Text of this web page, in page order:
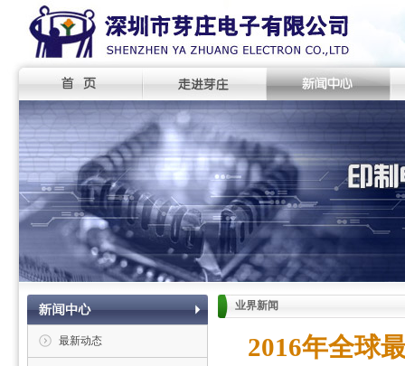
最新动态
业界新闻
2016年全球